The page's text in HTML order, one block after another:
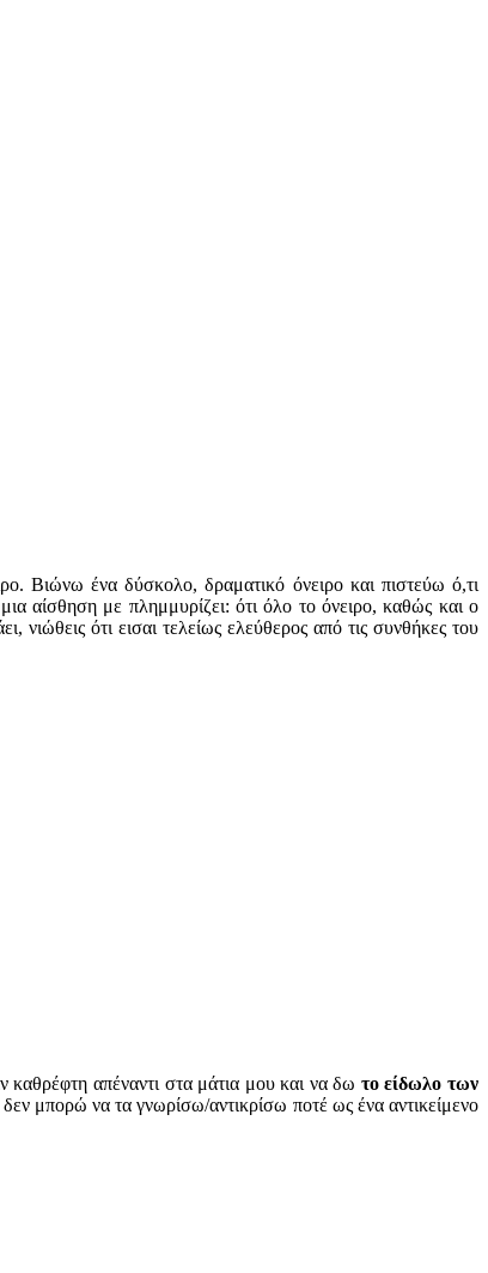
Βιώνω ένα δύσκολο, δραματικό όνειρο και πιστεύω ό,τι
αίσθηση με πλημμυρίζει: ότι όλο το όνειρο, καθώς και ο
ότι εισαι τελείως ελεύθερος από τις συνθήκες του
απέναντι στα μάτια μου και να δω το είδωλο των
μπορώ να τα γνωρίσω/αντικρίσω ποτέ ως ένα αντικείμενο